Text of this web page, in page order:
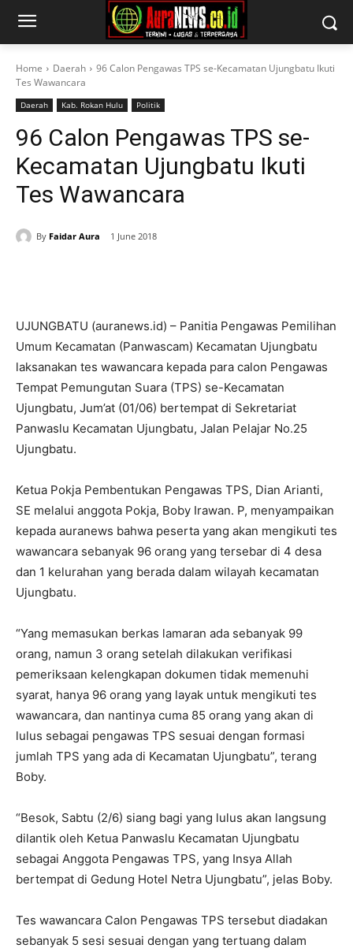
Home Daerah
96 Calon Pengawas TPS se-Kecamatan Ujungbatu Ikuti
Tes Wawancara
Daerah Kab. Rokan Hulu Politik
96 Calon Pengawas TPS se-
Kecamatan Ujungbatu Ikuti
Tes Wawancara
By Faidar Aura 1 June 2018
UJUNGBATU (auranews.id) – Panitia Pengawas Pemilihan
Umum Kecamatan (Panwascam) Kecamatan Ujungbatu
laksanakan tes wawancara kepada para calon Pengawas
Tempat Pemungutan Suara (TPS) se-Kecamatan
Ujungbatu, Jum’at (01/06) bertempat di Sekretariat
Panwaslu Kecamatan Ujungbatu, Jalan Pelajar No.25
Ujungbatu.
Ketua Pokja Pembentukan Pengawas TPS, Dian Arianti,
SE melalui anggota Pokja, Boby Irawan. P, menyampaikan
kepada auranews bahwa peserta yang akan mengikuti tes
wawancara sebanyak 96 orang yang tersebar di 4 desa
dan 1 kelurahan yang berada dalam wilayah kecamatan
Ujungbatu.
“Yang memasukan berkas lamaran ada sebanyak 99
orang, namun 3 orang setelah dilakukan verifikasi
pemeriksaan kelengkapan dokumen tidak memenuhi
syarat, hanya 96 orang yang layak untuk mengikuti tes
wawancara, dan nantinya cuma 85 orang yang akan di
lulus sebagai pengawas TPS sesuai dengan formasi
jumlah TPS yang ada di Kecamatan Ujungbatu”, terang
Boby.
“Besok, Sabtu (2/6) siang bagi yang lulus akan langsung
dilantik oleh Ketua Panwaslu Kecamatan Ujungbatu
sebagai Anggota Pengawas TPS, yang Insya Allah
bertempat di Gedung Hotel Netra Ujungbatu”, jelas Boby.
Tes wawancara Calon Pengawas TPS tersebut diadakan
sebanyak 5 sesi sesuai dengan yang tertuang dalam